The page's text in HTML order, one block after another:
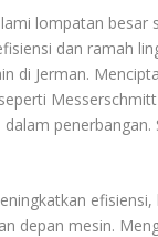
lompatan besar
dan ramah
di Jerman.
depan mesin.